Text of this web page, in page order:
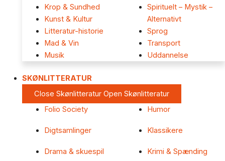
Krop & Sundhed
Kunst & Kultur
Litteratur-historie
Mad & Vin
Musik
Spirituelt – Mystik –
Alternativt
Sprog
Transport
Uddannelse
SKØNLITTERATUR
Close Skønlitteratur Open Skønlitteratur
Folio Society
Digtsamlinger
Drama & skuespil
Humor
Klassikere
Krimi & Spænding